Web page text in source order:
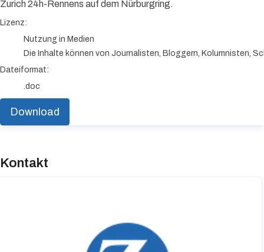
Zurich 24h-Rennens auf dem Nürburgring.
go to media item
Lizenz:
Nutzung in Medien
Die Inhalte können von Journalisten, Bloggern, Kolumnisten,
Dateiformat:
.doc
Download
Kontakt